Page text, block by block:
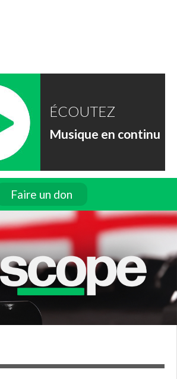
ÉCOUTEZ
Musique en continu
Faire un don